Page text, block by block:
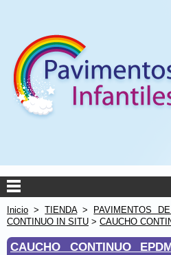
Inicio >TIENDA> PAVIMENTOS
CONTINUO IN SITU > CAUCHO
CAUCHO CONTINUO